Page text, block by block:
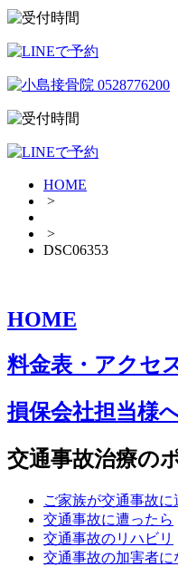
HOME
>
>
DSC06353
HOME
料金表・アクセ
損保会社担当様
交通事故治療の
ご家族が交通事故
交通事故に遭ったら
交通事故のリハビリ
交通事故の加害者